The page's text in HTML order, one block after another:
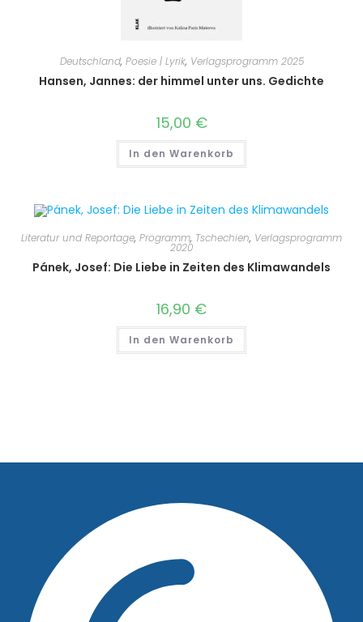
Deutschland, Poesie | Lyrik, Verlagsprogramm 2025
Hansen, Jannes: der himmel unter uns. Gedichte
15,00 €
In den Warenkorb
Literatur und Reportage, Programm, Tschechien, Verlagsprogramm
2020
Pánek, Josef: Die Liebe in Zeiten des Klimawandels
16,90 €
In den Warenkorb